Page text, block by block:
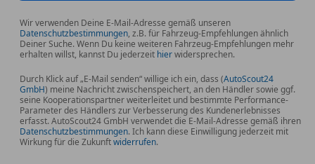
Wir verwenden Deine E-Mail-Adresse gemäß unseren
Datenschutzbestimmungen, z.B. für Fahrzeug-Empfehlungen ähnlich
Deiner Suche. Wenn Du keine weiteren Fahrzeug-Empfehlungen mehr
erhalten willst, kannst Du jederzeit hierwidersprechen.
Durch Klick auf „E-Mail senden“ willige ich ein, dass (AutoScout24
GmbH) meine Nachricht zwischenspeichert, an den Händler sowie ggf.
seine Kooperationspartner weiterleitet und bestimmte Performance-
Parameter des Händlers zur Verbesserung des Kundenerlebnisses
erfasst. AutoScout24 GmbH verwendet die E-Mail-Adresse gemäß ihren
Datenschutzbestimmungen. Ich kann diese Einwilligung jederzeit mit
Wirkung für die Zukunftwiderrufen.